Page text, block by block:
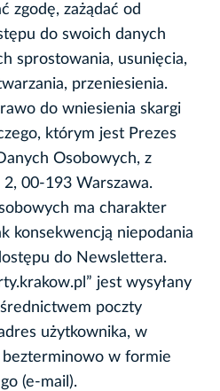
zgodę, zażądać od
do swoich danych
sprostowania, usunięcia,
przeniesienia.
do wniesienia skargi
którym jest Prezes
Osobowych, z
00-193 Warszawa.
ma charakter
konsekwencją niepodania
do Newslettera.
jest wysyłany
poczty
użytkownika, w
bezterminowo w formie
(e-mail).